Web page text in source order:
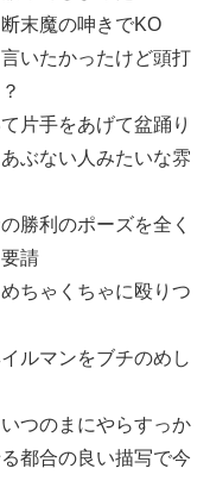
末魔の呻きでKO
いたかったけど頭打
片手をあげて盆踊り
ぶない人みたいな雰
勝利のポーズを全く
請
ちゃくちゃに殴りつ
ルマンをブチのめし
つのまにやらすっか
都合の良い描写で今